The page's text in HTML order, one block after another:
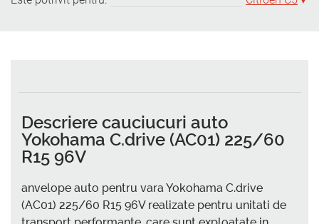
Descriere cauciucuri auto
Yokohama C.drive (AC01) 225/60
R15 96V
anvelope auto pentru vara Yokohama C.drive
(AC01) 225/60 R15 96V realizate pentru unitati de